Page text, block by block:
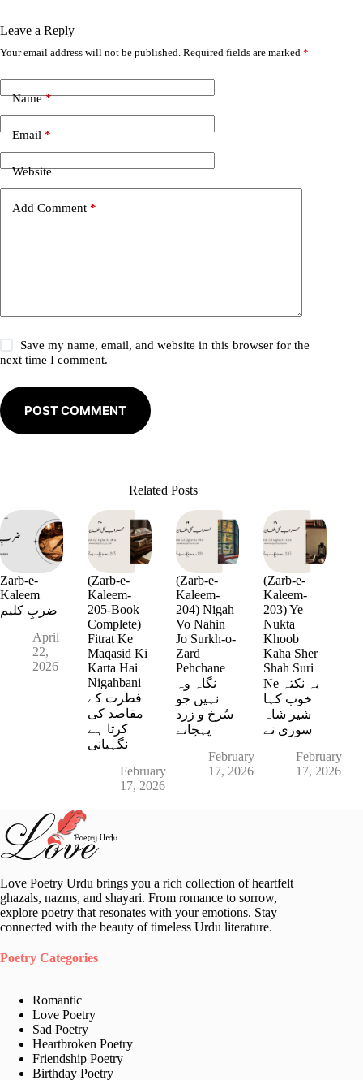
Leave a Reply
Your email address will not be published. Required fields are marked *
Name*
Email*
Website
Add Comment *
Save my name, email, and website in this browser for the
next time I comment.
POST COMMENT
A
t
e
t
i
Related Posts
Zarb-e-
Kaleem
ضربِ کلیم
April
22,
2026
(Zarb-e-
Kaleem-
205-Book
Complete)
Fitrat Ke
Maqasid Ki
Karta Hai
Nigahbani
فطرت کے
مقاصد کی
کرتا ہے
نگہبانی
February
17, 2026
(Zarb-e-
Kaleem-
204) Nigah
Vo Nahin
Jo Surkh-o-
Zard
Pehchane
نگاہ وہ
نہیں جو
سُرخ و زرد
پہچانے
February
17, 2026
(Zarb-e-
Kaleem-
203) Ye
Nukta
Khoob
Kaha Sher
Shah Suri
Ne یہ نکتہ
خوب کہا
شیر شاہ
سوری نے
February
17, 2026
Love Poetry Urdu brings you a rich collection of heartfelt
ghazals, nazms, and shayari. From romance to sorrow,
explore poetry that resonates with your emotions. Stay
connected with the beauty of timeless Urdu literature.
Poetry Categories
Romantic
Love Poetry
Sad Poetry
Heartbroken Poetry
Friendship Poetry
Birthday Poetry